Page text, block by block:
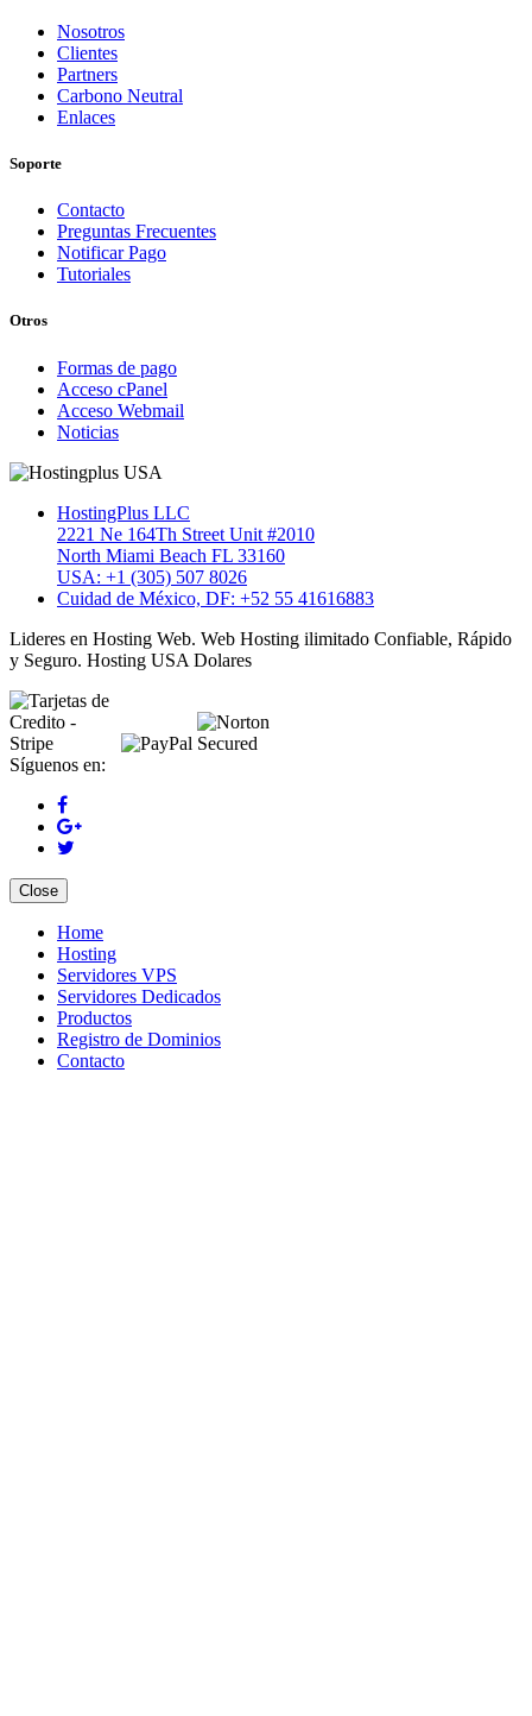
Nosotros
Clientes
Partners
Carbono Neutral
Enlaces
Soporte
Contacto
Preguntas Frecuentes
Notificar Pago
Tutoriales
Otros
Formas de pago
Acceso cPanel
Acceso Webmail
Noticias
HostingPlus LLC
2221 Ne 164Th Street Unit #2010
North Miami Beach FL 33160
USA: +1 (305) 507 8026
Cuidad de México, DF: +52 55 41616883
Lideres en Hosting Web. Web Hosting ilimitado Confiable, Rápido
y Seguro. Hosting USA Dolares
Síguenos en:
Close
Home
Hosting
Servidores VPS
Servidores Dedicados
Productos
Registro de Dominios
Contacto